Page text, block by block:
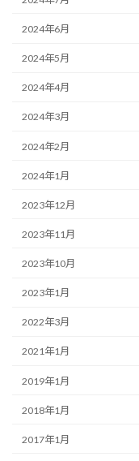
2024年6月
2024年5月
2024年4月
2024年3月
2024年2月
2024年1月
2023年12月
2023年11月
2023年10月
2023年1月
2022年3月
2021年1月
2019年1月
2018年1月
2017年1月